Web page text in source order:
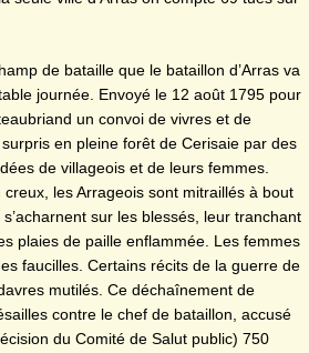
de bataille que le bataillon d’Arras va
journée. Envoyé le 12 août 1795 pour
un convoi de vivres et de
en pleine forêt de Cerisaie par des
de villageois et de leurs femmes.
les Arrageois sont mitraillés à bout
sur les blessés, leur tranchant
plaies de paille enflammée. Les femmes
faucilles. Certains récits de la guerre de
mutilés. Ce déchaînement de
contre le chef de bataillon, accusé
du Comité de Salut public) 750